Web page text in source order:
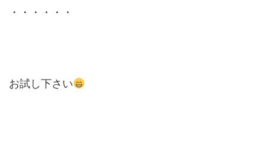
・・・・・・
お試し下さい